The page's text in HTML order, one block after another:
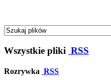
Wszystkie pliki RSS
Rozrywka RSS